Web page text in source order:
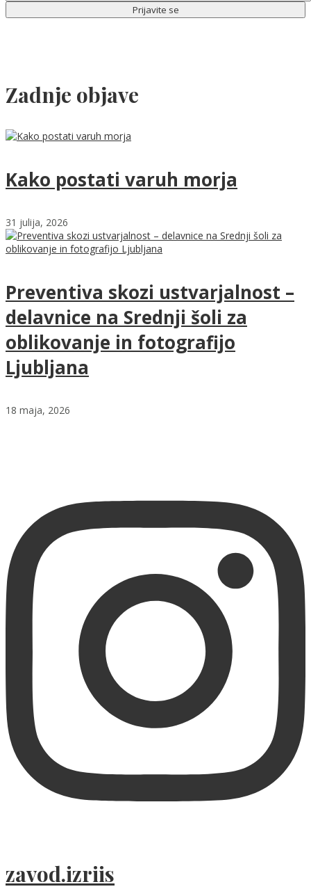
Zadnje objave
Kako postati varuh morja
31 julija, 2026
Preventiva skozi ustvarjalnost –
delavnice na Srednji šoli za
oblikovanje in fotografijo
Ljubljana
18 maja, 2026
zavod.izriis